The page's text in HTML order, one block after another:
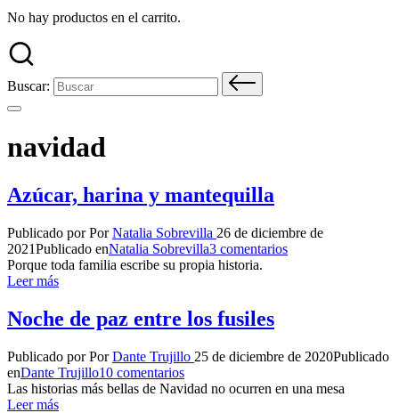
No hay productos en el carrito.
Buscar:
navidad
Azúcar, harina y mantequilla
Publicado por PorNatalia Sobrevilla 26 de diciembre de
2021Publicado enNatalia Sobrevilla3 comentarios
Porque toda familia escribe su propia historia.
Leer más
Noche de paz entre los fusiles
Publicado por PorDante Trujillo 25 de diciembre de 2020Publicado
enDante Trujillo10 comentarios
Las historias más bellas de Navidad no ocurren en una mesa
Leer más